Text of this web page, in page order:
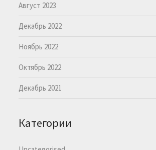
Август 2023
Декабрь 2022
Ноябрь 2022
Октябрь 2022
Декабрь 2021
Категории